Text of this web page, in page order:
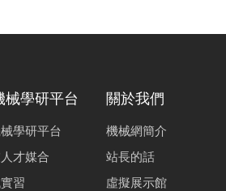
械學研平台
學研平台
才媒合
習
關於我們
機械網簡介
站長的話
虛擬展示館